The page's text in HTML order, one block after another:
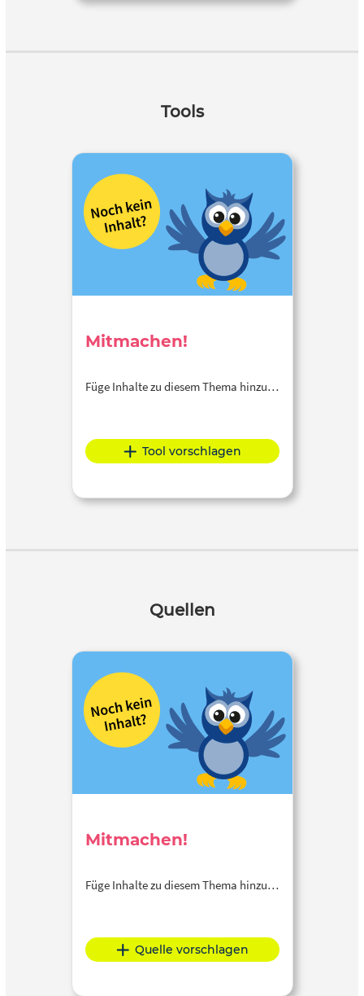
Tools
Mitmachen!
Füge Inhalte zu diesem Thema hinzu…
Tool vorschlagen
Quellen
Mitmachen!
Füge Inhalte zu diesem Thema hinzu…
Quelle vorschlagen